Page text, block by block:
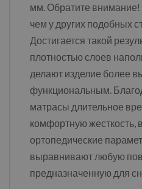
мм. Обратите внимание!
чем у других подобных
Достигается такой
плотностью слоев
делают изделие более
функциональным.
матрасы длительное
комфортную жесткость,
ортопедические
выравнивают любую
предназначенную для